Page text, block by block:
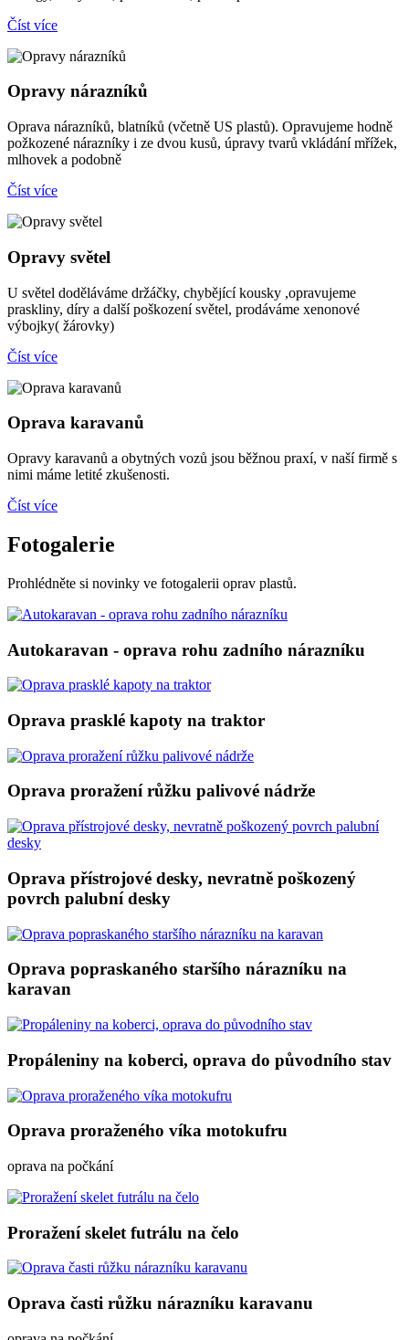
Číst více
Opravy nárazníků
Oprava nárazníků, blatníků (včetně US plastů). Opravujeme hodně
požkozené nárazníky i ze dvou kusů, úpravy tvarů vkládání mřížek,
mlhovek a podobně
Číst více
Opravy světel
U světel doděláváme držáčky, chybějící kousky ,opravujeme
praskliny, díry a další poškození světel, prodáváme xenonové
výbojky( žárovky)
Číst více
Oprava karavanů
Opravy karavanů a obytných vozů jsou běžnou praxí, v naší firmě s
nimi máme letité zkušenosti.
Číst více
Fotogalerie
Prohlédněte si novinky ve fotogalerii oprav plastů.
Autokaravan - oprava rohu zadního nárazníku
Oprava prasklé kapoty na traktor
Oprava proražení růžku palivové nádrže
Oprava přístrojové desky, nevratně poškozený
povrch palubní desky
Oprava popraskaného staršího nárazníku na
karavan
Propáleniny na koberci, oprava do původního stav
Oprava proraženého víka motokufru
oprava na počkání
Proražení skelet futrálu na čelo
Oprava časti růžku nárazníku karavanu